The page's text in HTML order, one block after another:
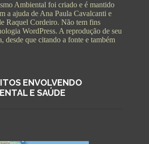
Ambiental foi criado e é mantido
a ajuda de Ana Paula Cavalcanti e
Raquel Cordeiro. Não tem fins
WordPress. A reprodução de seu
desde que citando a fonte e também
ENVOLVENDO
E SAÚDE